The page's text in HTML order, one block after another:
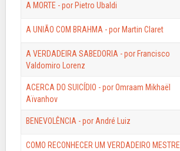
A MORTE - por Pietro Ubaldi
A UNIÃO COM BRAHMA - por Martin Claret
A VERDADEIRA SABEDORIA - por Francisco
Valdomiro Lorenz
ACERCA DO SUICÍDIO - por Omraam Mikhaël
Aïvanhov
BENEVOLÊNCIA - por André Luiz
COMO RECONHECER UM VERDADEIRO MESTRE